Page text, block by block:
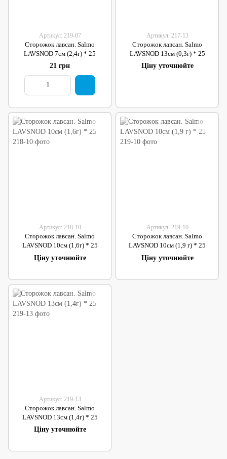
Артикул: 219-07
Сторожок лавсан. Salmo
LAVSNOD 7см (2,4г) * 25
21 грн
Артикул: 217-13
Сторожок лавсан. Salmo
LAVSNOD 13см (0,3г) * 25
Ціну уточнюйте
Артикул: 218-10
Сторожок лавсан. Salmo
LAVSNOD 10см (1,6г) * 25
Ціну уточнюйте
Артикул: 219-10
Сторожок лавсан. Salmo
LAVSNOD 10см (1,9 г) * 25
Ціну уточнюйте
Артикул: 219-13
Сторожок лавсан. Salmo
LAVSNOD 13см (1,4г) * 25
Ціну уточнюйте